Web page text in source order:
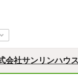
会社サンリンハウ